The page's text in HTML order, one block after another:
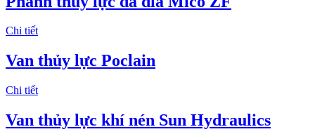
Chi tiết
Van thủy lực Poclain
Chi tiết
Van thủy lực khí nén Sun Hydraulics